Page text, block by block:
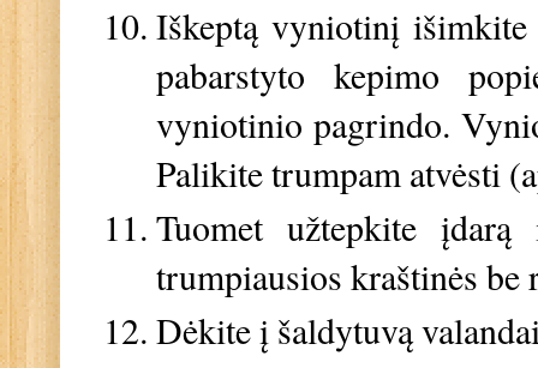
Iškeptą vyniotinį
pabarstyto kepimo
vyniotinio pagrindo.
Palikite trumpam atvėsti
Tuomet užtepkite
trumpiausios kraštinės be
Dėkite į šaldytuvą